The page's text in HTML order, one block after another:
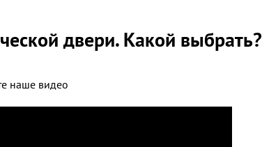
двери. Какой выбрать?
наше видео